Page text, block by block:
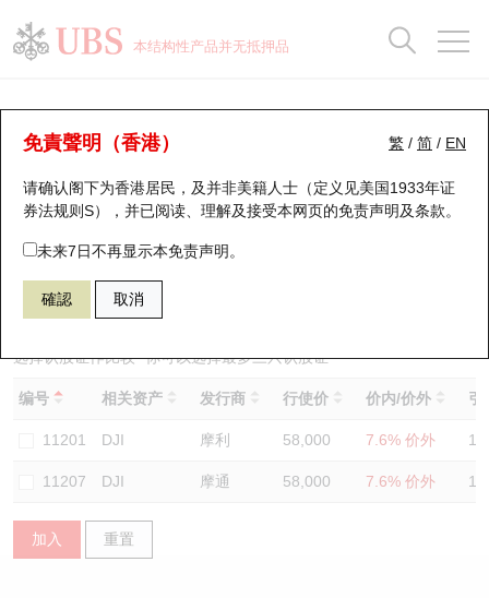
本结构性产品并无抵押品
繁 / 简 / EN
免責聲明（香港）
请确认阁下为香港居民，及并非美籍人士（定义见美国1933年证
券法规则S），并已阅读、理解及接受本网页的免责声明及条款。
未来7日不再显示本免责声明。
確認 取消
认股证分析仪
表现 街货统计 比较
11178 瑞银认购 DJI 道琼斯指数
选择认股证作比较*你可以选择最多三只认股证
编号 相关资产 发行商 行使价 价内/价外 引
11201 DJI 摩利 58,000 7.6% 价外
11207 DJI 摩通 58,000 7.6% 价外
加入 重置
瑞银认股证一览
新发行瑞银认股证
即将到期认股证
认股证到期结算价查找
认股证分析仪
认股证速算机
认股证/牛熊证日志
街货统计
比较
牛熊全景快搜
牛熊证搜寻
牛熊证街货分布图
正股牛熊证列表
新发行瑞银牛熊证
已收回牛熊证剩余价值
牛熊证到期结算价查找
街货统计
比较
十大升幅/跌幅
十大认股证成交分布
十天股证占大市成交
资金流
街货统计
三十大平均引伸波幅
正股分析仪
二十大活跃股份
恒指成份股
国指成份股
科指成份股
相关资产沽空
中资ETFs溢价比较
持股比重
显示所有持股比重
每月轮证大市专题
轮证专栏
讲座及教育短片
认股证投资者教育
牛熊证投资者教育
认股证牛熊证常问问题